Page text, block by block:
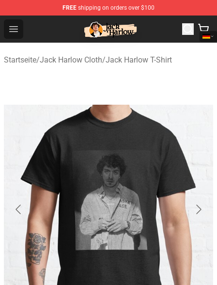
FREE shipping on orders over $100
Open menu
Jack Harlow Shop - Official Jack Harlow Merchandise
Startseite/Jack Harlow Cloth/Jack Harlow T-Shirt